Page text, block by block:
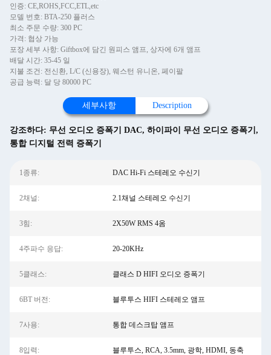
인증: CE,ROHS,FCC,ETL,etc
모델 번호: BTA-250 플러스
최소 주문 수량: 300 PC
가격: 협상 가능
포장 세부 사항: Giftbox에 담긴 원피스 앰프, 상자에 6개 앰프
배달 시간: 35-45 일
지불 조건: 전신환, L/C (신용장), 웨스턴 유니온, 페이팔
공급 능력: 달 당 80000 PC
세부사항 Description
강조하다: 무선 오디오 증폭기 DAC, 하이파이 무선 오디오 증폭기 ,
통합 디지털 전력 증폭기
1종류: DAC Hi-Fi 스테레오 수신기
2채널: 2.1채널 스테레오 수신기
3힘: 2X50W RMS 4옴
4주파수 응답: 20-20KHz
5클래스: 클래스 D HIFI 오디오 증폭기
6BT 버전: 블루투스 HIFI 스테레오 앰프
7사용: 통합 데스크탑 앰프
8입력: 블루투스, RCA, 3.5mm, 광학, HDMI, 동축